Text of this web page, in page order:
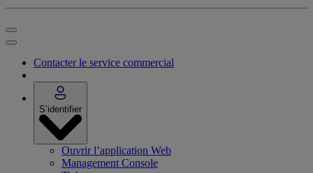
Contacter le service commercial
S’identifier
Ouvrir l’application Web
Management Console